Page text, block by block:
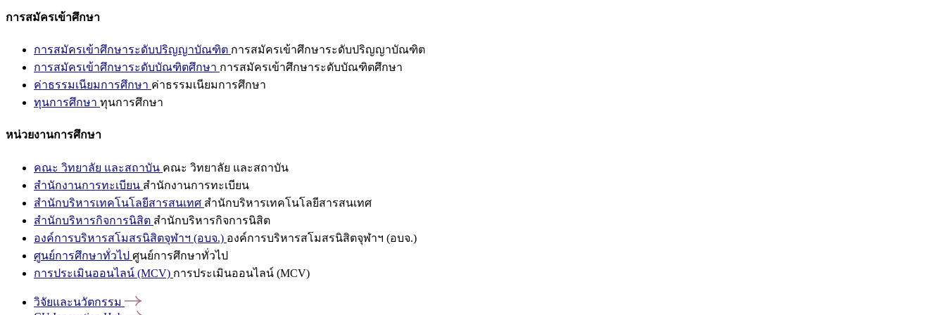
การสมัครเข้าศึกษา
การสมัครเข้าศึกษาระดับปริญญาบัณฑิต การสมัครเข้าศึกษาระดับปริญญาบัณฑิต
การสมัครเข้าศึกษาระดับบัณฑิตศึกษา การสมัครเข้าศึกษาระดับบัณฑิตศึกษา
ค่าธรรมเนียมการศึกษา ค่าธรรมเนียมการศึกษา
ทุนการศึกษา ทุนการศึกษา
หน่วยงานการศึกษา
คณะ วิทยาลัย และสถาบัน คณะ วิทยาลัย และสถาบัน
สำนักงานการทะเบียน สำนักงานการทะเบียน
สำนักบริหารเทคโนโลยีสารสนเทศ สำนักบริหารเทคโนโลยีสารสนเทศ
สำนักบริหารกิจการนิสิต สำนักบริหารกิจการนิสิต
องค์การบริหารสโมสรนิสิตจุฬาฯ (อบจ.) องค์การบริหารสโมสรนิสิตจุฬาฯ (อบจ.)
ศูนย์การศึกษาทั่วไป ศูนย์การศึกษาทั่วไป
การประเมินออนไลน์ (MCV) การประเมินออนไลน์ (MCV)
วิจัยและนวัตกรรม